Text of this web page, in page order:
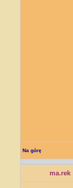
Na górę
ma.rek